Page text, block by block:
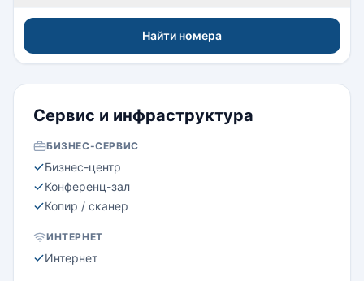
Найти номера
Сервис и инфраструктура
БИЗНЕС-СЕРВИС
Бизнес-центр
Конференц-зал
Копир / сканер
ИНТЕРНЕТ
Интернет